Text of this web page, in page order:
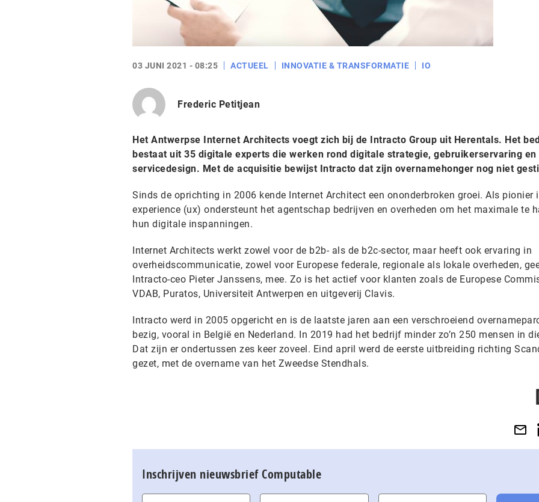
03 JUNI 2021 - 08:25 ACTUEEL INNOVATIE & TRANSFORMATIE IO
Frederic Petitjean
Het Antwerpse Internet Architects voegt zich bij de Intracto Group uit Herentals. Het
bestaat uit 35 digitale experts die werken rond digitale strategie, gebruikerservaring en
servicedesign. Met de acquisitie bewijst Intracto dat zijn overnamehonger nog niet
Sinds de oprichting in 2006 kende Internet Architect een ononderbroken groei. Als pionier
experience (ux) ondersteunt het agentschap bedrijven en overheden om het maximale te
hun digitale inspanningen.
Internet Architects werkt zowel voor de b2b- als de b2c-sector, maar heeft ook ervaring in
overheidscommunicatie, zowel voor Europese federale, regionale als lokale overheden,
Intracto-ceo Pieter Janssens, mee. Zo is het actief voor klanten zoals de Europese
VDAB, Puratos, Universiteit Antwerpen en uitgeverij Clavis.
Intracto werd in 2005 opgericht en is de laatste jaren aan een verschroeiend
bezig, vooral in België en Nederland. In 2019 had het bedrijf minder zo’n 250 mensen in
Dat zijn er ondertussen zes keer zoveel. Eind april werd de eerste uitbreiding richting
gezet, met de overname van het Zweedse Stendhals.
Inschrijven nieuwsbrief Computable